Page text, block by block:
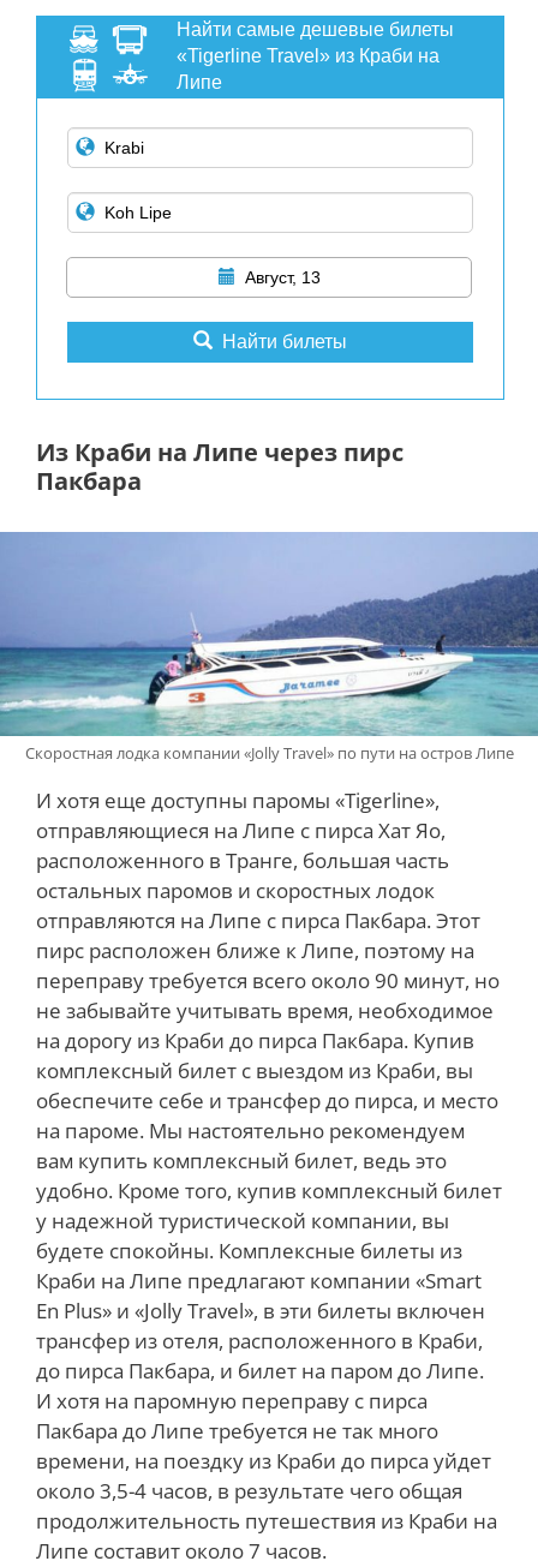
Найти самые дешевые билеты
«Tigerline Travel» из Краби на
Липе
Август, 13
Найти билеты
Из Краби на Липе через пирс
Пакбара
Скоростная лодка компании «Jolly Travel» по пути на остров Липе
И хотя еще доступны паромы «Tigerline»,
отправляющиеся на Липе с пирса Хат Яо,
расположенного в Транге, большая часть
остальных паромов и скоростных лодок
отправляются на Липе с пирса Пакбара. Этот
пирс расположен ближе к Липе, поэтому на
переправу требуется всего около 90 минут, но
не забывайте учитывать время, необходимое
на дорогу из Краби до пирса Пакбара. Купив
комплексный билет с выездом из Краби, вы
обеспечите себе и трансфер до пирса, и место
на пароме. Мы настоятельно рекомендуем
вам купить комплексный билет, ведь это
удобно. Кроме того, купив комплексный билет
у надежной туристической компании, вы
будете спокойны. Комплексные билеты из
Краби на Липе предлагают компании «Smart
En Plus» и «Jolly Travel», в эти билеты включен
трансфер из отеля, расположенного в Краби,
до пирса Пакбара, и билет на паром до Липе.
И хотя на паромную переправу с пирса
Пакбара до Липе требуется не так много
времени, на поездку из Краби до пирса уйдет
около 3,5-4 часов, в результате чего общая
продолжительность путешествия из Краби на
Липе составит около 7 часов.